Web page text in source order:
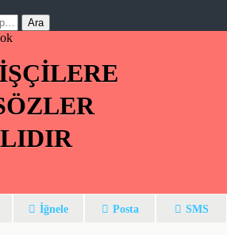
İğnele Posta SMS